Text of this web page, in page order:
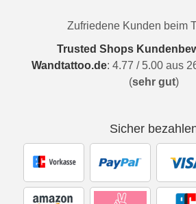
Zufriedene Kunden beim
Trusted Shops
Wandtattoo.de: 4.77 / 5.00 aus
(sehr gut)
Sicher